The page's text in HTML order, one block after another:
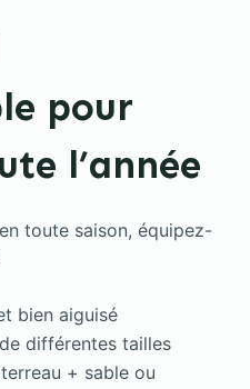
pour
l’année
toute saison, équipez-
bien aiguisé
différentes tailles
+ sable ou